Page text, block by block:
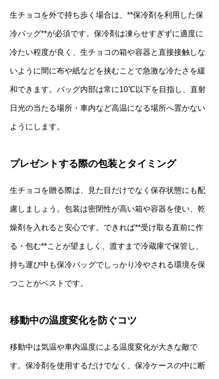
生チョコを外で持ち歩く場合は、**保冷剤を利用した保
冷バッグ**が必須です。保冷剤は凍らせすぎずに適度に
冷たい程度が良く、生チョコの箱や容器と直接接触しな
いように間に布や紙などを挟むことで急激な冷たさを緩
和できます。バッグ内部は常に10℃以下を目指し、直射
日光の当たる場所・車内など高温になる場所へ置かない
ようにします。
プレゼントする際の包装とタイミング
生チョコを贈る際は、見た目だけでなく保存状態にも配
慮しましょう。包装は密閉性が高い箱や容器を使い、乾
燥剤を入れると安心です。できれば**受け取る直前に作
る・包む**ことが望ましく、渡すまで冷蔵庫で保管し、
持ち運び中も保冷バッグでしっかり冷やされる環境を保
つことがベストです。
移動中の温度変化を防ぐコツ
移動中は気温や車内温度による温度変化が大きな敵で
す。保冷剤を使用するだけでなく、保冷ケースの中に断